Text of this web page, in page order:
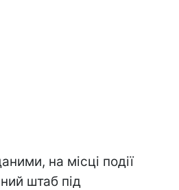
на місці події
штаб під